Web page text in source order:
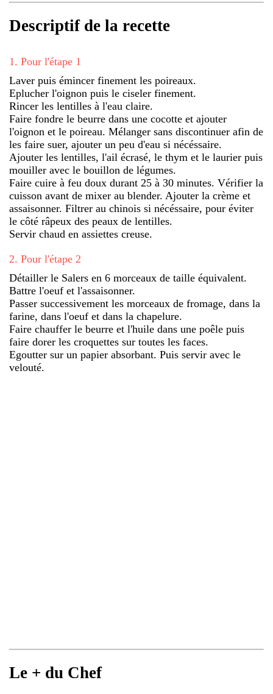
Descriptif de la recette
1 . Pour l'étape 1
Laver puis émincer finement les poireaux.
Eplucher l'oignon puis le ciseler finement.
Rincer les lentilles à l'eau claire.
Faire fondre le beurre dans une cocotte et ajouter
l'oignon et le poireau. Mélanger sans discontinuer afin de
les faire suer, ajouter un peu d'eau si nécéssaire.
Ajouter les lentilles, l'ail écrasé, le thym et le laurier puis
mouiller avec le bouillon de légumes.
Faire cuire à feu doux durant 25 à 30 minutes. Vérifier la
cuisson avant de mixer au blender. Ajouter la crème et
assaisonner. Filtrer au chinois si nécéssaire, pour éviter
le côté râpeux des peaux de lentilles.
Servir chaud en assiettes creuse.
2. Pour l'étape 2
Détailler le Salers en 6 morceaux de taille équivalent.
Battre l'oeuf et l'assaisonner.
Passer successivement les morceaux de fromage, dans la
farine, dans l'oeuf et dans la chapelure.
Faire chauffer le beurre et l'huile dans une poêle puis
faire dorer les croquettes sur toutes les faces.
Egoutter sur un papier absorbant. Puis servir avec le
velouté.
Le + du Chef